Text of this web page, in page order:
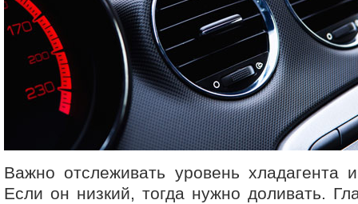
Важно отслеживать уровень хладагента
Если он низкий, тогда нужно доливать.